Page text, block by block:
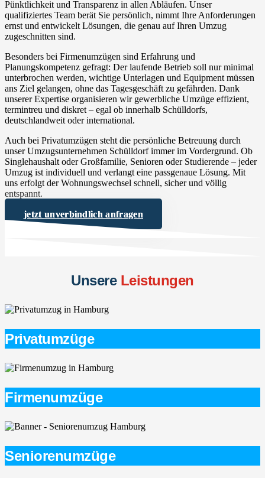
Pünktlichkeit und Transparenz in allen Abläufen. Unser
qualifiziertes Team berät Sie persönlich, nimmt Ihre Anforderungen
ernst und entwickelt Lösungen, die genau auf Ihren Umzug
zugeschnitten sind.
Besonders bei Firmenumzügen sind Erfahrung und
Planungskompetenz gefragt: Der laufende Betrieb soll nur minimal
unterbrochen werden, wichtige Unterlagen und Equipment müssen
ans Ziel gelangen, ohne das Tagesgeschäft zu gefährden. Dank
unserer Expertise organisieren wir gewerbliche Umzüge effizient,
termintreu und diskret – egal ob innerhalb Schülldorfs,
deutschlandweit oder international.
Auch bei Privatumzügen steht die persönliche Betreuung durch
unser Umzugsunternehmen Schülldorf immer im Vordergrund. Ob
Singlehaushalt oder Großfamilie, Senioren oder Studierende – jeder
Umzug ist individuell und verlangt eine passgenaue Lösung. Mit
uns erfolgt der Wohnungswechsel schnell, sicher und völlig
entspannt.
jetzt unverbindlich anfragen
UnsereLeistungen
Privatumzüge
Firmenumzüge
Seniorenumzüge